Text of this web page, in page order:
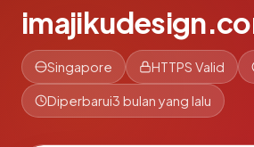
Singapore HTTPS Valid
Diperbarui3 bulan yang lalu